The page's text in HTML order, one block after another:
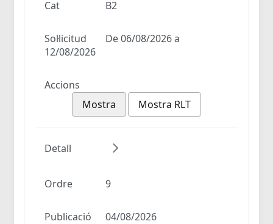
Cat B2
Sol·licitud
De 06/08/2026 a
12/08/2026
Accions
Mostra
Mostra RLT
Detall
Ordre 9
Publicació 04/08/2026